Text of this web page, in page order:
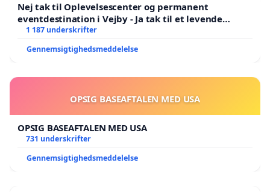
Nej tak til Oplevelsescenter og permanent
eventdestination i Vejby - Ja tak til et levende
lokalområde i balance
1 187 underskrifter
Gennemsigtighedsmeddelelse
OPSIG BASEAFTALEN MED USA
OPSIG BASEAFTALEN MED USA
731 underskrifter
Gennemsigtighedsmeddelelse